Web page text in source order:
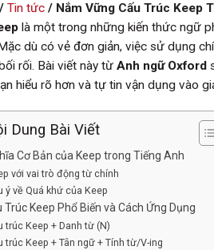
/ Tin tức / Nắm Vững Cấu Trúc Keep
là một trong những kiến thức ngữ
dù có vẻ đơn giản, việc sử dụng
rối. Bài viết này từ Anh ngữ Oxford
hiểu rõ hơn và tự tin vận dụng vào
Dung Bài Viết
Cơ Bản của Keep trong Tiếng Anh
với vai trò động từ chính
ý về Quá khứ của Keep
Trúc Keep Phổ Biến và Cách Ứng Dụng
trúc Keep + Danh từ (N)
trúc Keep + Tân ngữ + Tính từ/V-ing